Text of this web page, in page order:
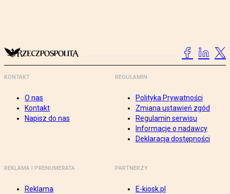
KONTAKT
O nas
Kontakt
Napisz do nas
REGULAMIN
Polityka Prywatności
Zmiana ustawień zgód
Regulamin serwisu
Informacje o nadawcy
Deklaracja dostępności
REKLAMA I PRENUMERATA
Reklama
PARTNERZY
E-kiosk.pl